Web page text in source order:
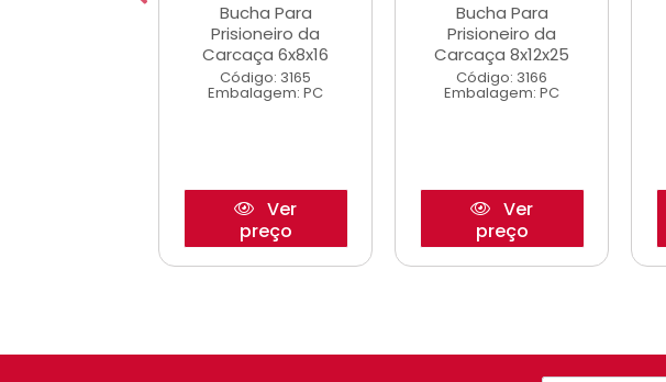
Bucha Para
Prisioneiro da
Carcaça 6x8x16
Código: 3165
Embalagem: PC
Ver
preço
Bucha Para
Prisioneiro da
Carcaça 8x12x25
Código: 3166
Embalagem: PC
Ver
preço